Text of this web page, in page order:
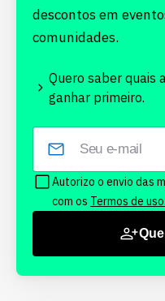
descontos em
comunidades.
Quero saber quais
ganhar primeiro.
Autorizo o envio das
com os Termos de uso.